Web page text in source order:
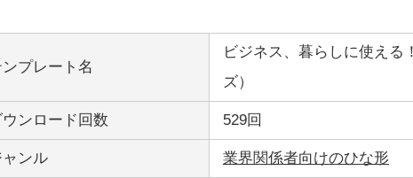
プレート名
ビジネス、暮らしに使える
ズ）
ンロード回数 529回
ンル 業界関係者向けのひな形